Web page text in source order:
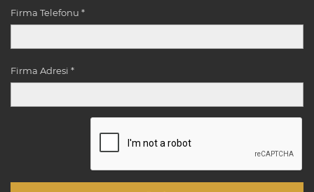
Firma Telefonu *
Firma Adresi *